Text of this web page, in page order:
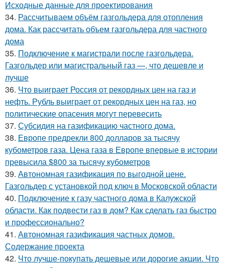
Исходные данные для проектирования
34. Рассчитываем объём газгольдера для отопления
дома. Как рассчитать объем газгольдера для частного
дома
35. Подключение к магистрали после газгольдера.
Газгольдер или магистральный газ —, что дешевле и
лучше
36. Что выиграет Россия от рекордных цен на газ и
нефть. Рубль выиграет от рекордных цен на газ, но
политические опасения могут перевесить
37. Субсидия на газификацию частного дома.
38. Европе предрекли 800 долларов за тысячу
кубометров газа. Цена газа в Европе впервые в истории
превысила $800 за тысячу кубометров
39. Автономная газификация по выгодной цене.
Газгольдер с установкой под ключ в Московской области
40. Подключение к газу частного дома в Калужской
области. Как подвести газ в дом? Как сделать газ быстро
и профессионально?
41. Автономная газификация частных домов.
Содержание проекта
42. Что лучше-покупать дешевые или дорогие акции. Что